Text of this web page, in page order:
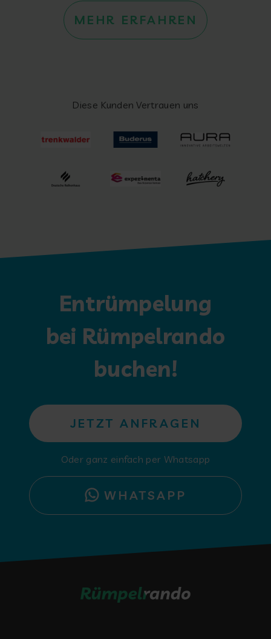
MEHR ERFAHREN
Diese Kunden Vertrauen uns
Entrümpelung
bei Rümpelrando
buchen!
JETZT ANFRAGEN
Oder ganz einfach per Whatsapp
WHATSAPP